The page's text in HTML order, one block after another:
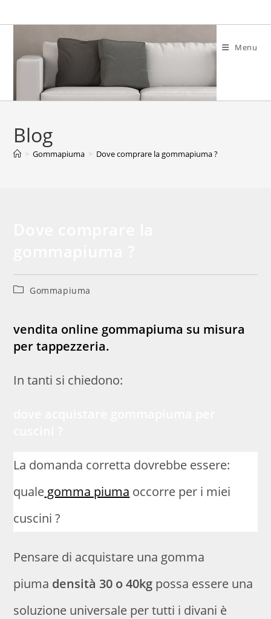
al
Menu
Blog
> Gommapiuma > Dove comprare la gommapiuma ?
Categoria
Gommapiuma
vendita online gommapiuma su misura
per tappezzeria.
In tanti si chiedono:
La domanda corretta dovrebbe essere:
quale gomma piuma occorre per i miei
cuscini ?
Pensare di acquistare una gomma
piuma densità 30 o 40kg possa essere una
soluzione universale per tutti i divani è